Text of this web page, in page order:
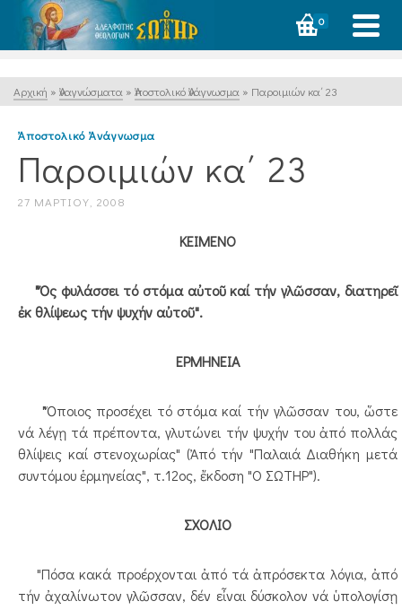
0
Αρχική » Ἀναγνώσματα » Ἀποστολικό Ἀνάγνωσμα » Παροιμιών κα΄ 23
Ἀποστολικό Ἀνάγνωσμα
Παροιμιών κα΄ 23
27 ΜΑΡΤΊΟΥ, 2008
ΚΕΙΜΕΝΟ
"Ὅς φυλάσσει τό στόμα αὐτοῦ καί τήν γλῶσσαν, διατηρεῖ
ἐκ θλίψεως τήν ψυχήν αὐτοῦ".
ΕΡΜΗΝΕΙΑ
"Ὅποιος προσέχει τό στόμα καί τήν γλῶσσαν του, ὥστε
νά λέγῃ τά πρέποντα, γλυτώνει τήν ψυχήν του ἀπό πολλάς
θλίψεις καί στενοχωρίας" (Ἀπό τήν "Παλαιά Διαθήκη μετά
συντόμου ἑρμηνείας", τ.12ος, ἔκδοση "Ο ΣΩΤΗΡ").
ΣΧΟΛΙΟ
"Πόσα κακά προέρχονται ἀπό τά ἀπρόσεκτα λόγια, ἀπό
τήν ἀχαλίνωτον γλῶσσαν, δέν εἶναι δύσκολον νά ὑπολογίσῃ